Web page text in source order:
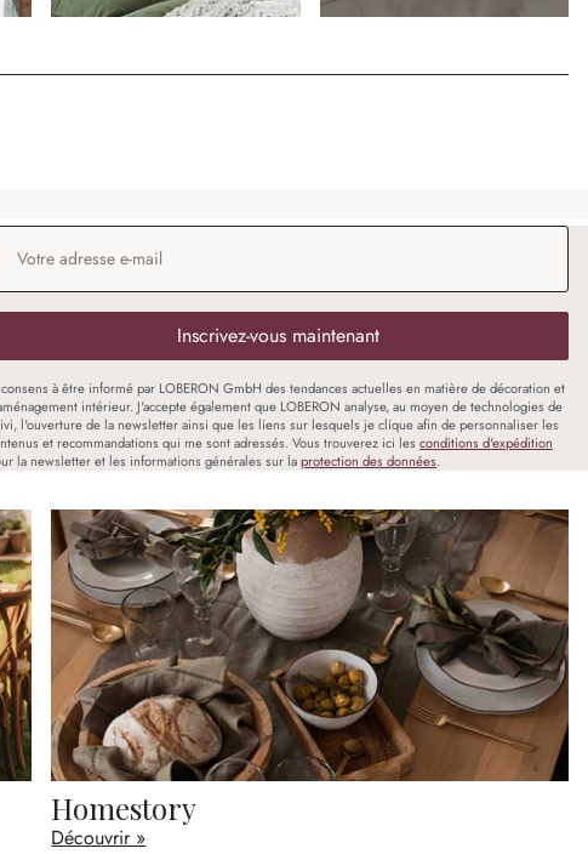
e-mail
Inscrivez-vous maintenant
consens à être informé par LOBERON GmbH des tendances actuelles en matière de décoration et
intérieur. J'accepte également que LOBERON analyse, au moyen de technologies de
l'ouverture de la newsletter ainsi que les liens sur lesquels je clique afin de personnaliser les
et recommandations qui me sont adressés. Vous trouverez ici les conditions d'expédition
la newsletter et les informations générales sur laprotection des données.
Homestory
Découvrir »